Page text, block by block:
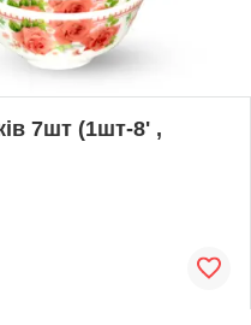
7шт (1шт-8' ,